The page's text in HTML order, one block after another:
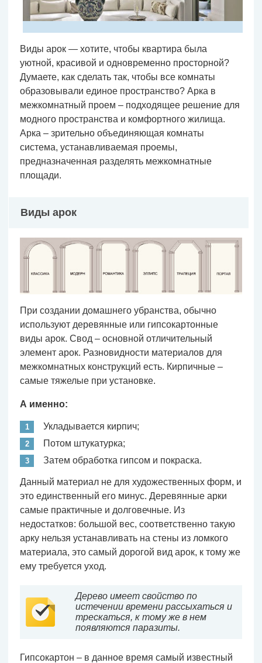
Виды арок — хотите, чтобы квартира была
уютной, красивой и одновременно просторной?
Думаете, как сделать так, чтобы все комнаты
образовывали единое пространство? Арка в
межкомнатный проем – подходящее решение для
модного пространства и комфортного жилища.
Арка – зрительно объединяющая комнаты
система, устанавливаемая проемы,
предназначенная разделять межкомнатные
площади.
Виды арок
При создании домашнего убранства, обычно
используют деревянные или гипсокартонные
виды арок. Свод – основной отличительный
элемент арок. Разновидности материалов для
межкомнатных конструкций есть. Кирпичные –
самые тяжелые при установке.
А именно:
Укладывается кирпич;
Потом штукатурка;
Затем обработка гипсом и покраска.
Данный материал не для художественных форм, и
это единственный его минус. Деревянные арки
самые практичные и долговечные. Из
недостатков: большой вес, соответственно такую
арку нельзя устанавливать на стены из ломкого
материала, это самый дорогой вид арок, к тому же
ему требуется уход.
Дерево имеет свойство по
истечении времени рассыхаться и
трескаться, к тому же в нем
появляются паразиты.
Гипсокартон – в данное время самый известный